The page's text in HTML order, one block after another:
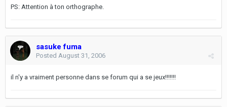
PS: Attention à ton orthographe.
sasuke fuma
Posted August 31, 2006
il n'y a vraiment personne dans se forum qui a se jeux!!!!!!!